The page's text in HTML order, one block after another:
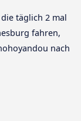
täglich 2 mal
fahren,
nach